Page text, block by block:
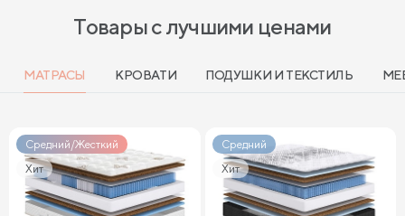
Товары с лучшими ценами
МАТРАСЫ КРОВАТИ ПОДУШКИ И ТЕКСТИЛЬ
Средний/Жесткий
Хит
Средний
Хит